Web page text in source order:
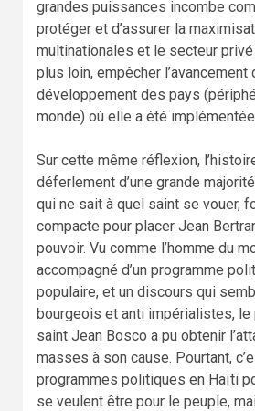
grandes puissances incombe
protéger et d’assurer la
multinationales et le secteur
plus loin, empêcher
développement des pays
monde) où elle a été
Sur cette même réflexion,
déferlement d’une grande
qui ne sait à quel saint se vouer,
compacte pour placer Jean
pouvoir. Vu comme l’homme du
accompagné d’un programme
populaire, et un discours qui
bourgeois et anti impérialistes, le
saint Jean Bosco a pu obtenir
masses à son cause. Pourtant,
programmes politiques en Haïti
se veulent être pour le peuple,